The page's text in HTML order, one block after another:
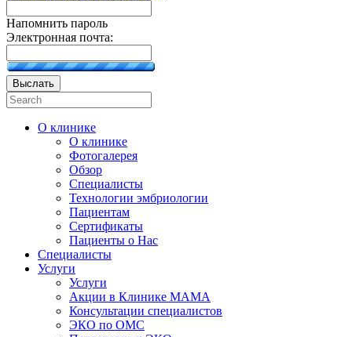
Напомнить пароль
Электронная почта:
Выслать
О клинике
О клинике
Фотогалерея
Обзор
Специалисты
Технологии эмбриологии
Пациентам
Сертификаты
Пациенты о Нас
Специалисты
Услуги
Услуги
Акции в Клинике МАМА
Консультации специалистов
ЭКО по ОМС